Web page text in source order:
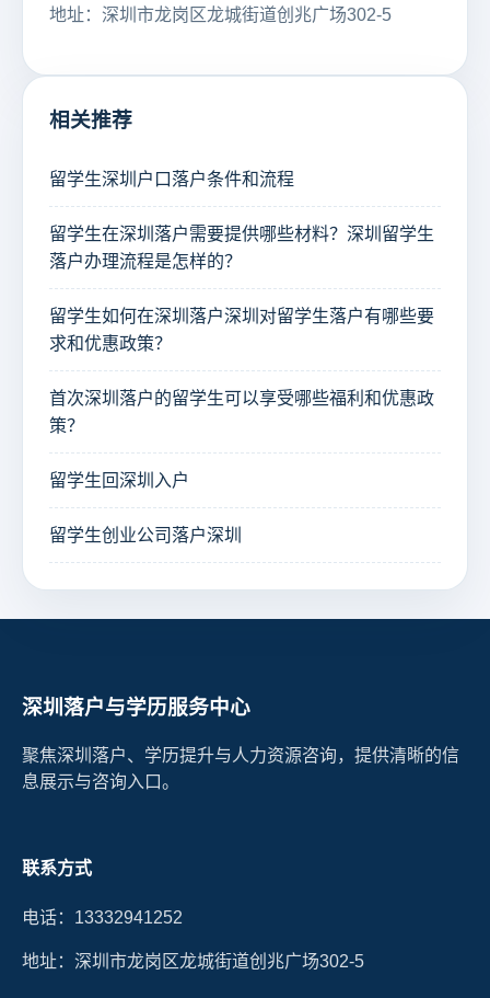
地址：深圳市龙岗区龙城街道创兆广场302-5
相关推荐
留学生深圳户口落户条件和流程
留学生在深圳落户需要提供哪些材料？深圳留学生
落户办理流程是怎样的？
留学生如何在深圳落户深圳对留学生落户有哪些要
求和优惠政策？
首次深圳落户的留学生可以享受哪些福利和优惠政
策？
留学生回深圳入户
留学生创业公司落户深圳
深圳落户与学历服务中心
聚焦深圳落户、学历提升与人力资源咨询，提供清晰的信
息展示与咨询入口。
联系方式
电话：13332941252
地址：深圳市龙岗区龙城街道创兆广场302-5